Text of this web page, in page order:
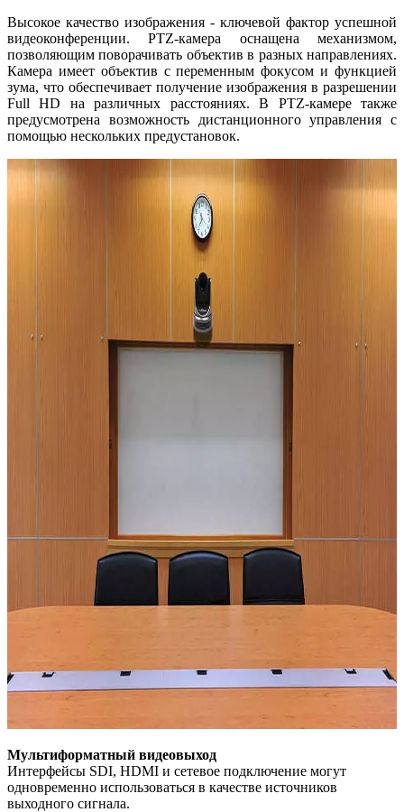
Высокое качество изображения - ключевой фактор успешной
видеоконференции. PTZ-камера оснащена механизмом,
позволяющим поворачивать объектив в разных направлениях.
Камера имеет объектив с переменным фокусом и функцией
зума, что обеспечивает получение изображения в разрешении
Full HD на различных расстояниях. В PTZ-камере также
предусмотрена возможность дистанционного управления с
помощью нескольких предустановок.
Мультиформатный видеовыход
Интерфейсы SDI, HDMI и сетевое подключение могут
одновременно использоваться в качестве источников
выходного сигнала.